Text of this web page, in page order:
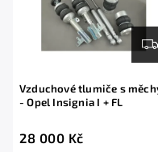
Vzduchové tlumiče s
- Opel Insignia I + FL
28 000 Kč